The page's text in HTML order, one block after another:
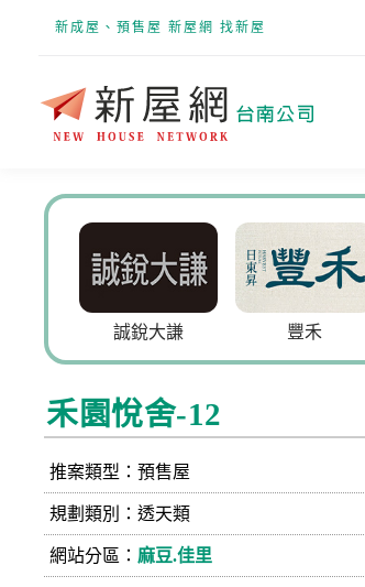
新成屋、預售屋 新屋網 找新屋
愛上
禾園悅舍-12
推案類型：預售屋
規劃類別：透天類
網站分區： 麻豆.佳里